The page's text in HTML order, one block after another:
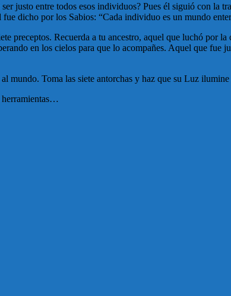
justo entre todos esos individuos? Pues él siguió con la
dicho por los Sabios: “Cada individuo es un mundo
preceptos. Recuerda a tu ancestro, aquel que luchó por
en los cielos para que lo acompañes. Aquel que fue
Toma las siete antorchas y haz que su Luz
herramientas…